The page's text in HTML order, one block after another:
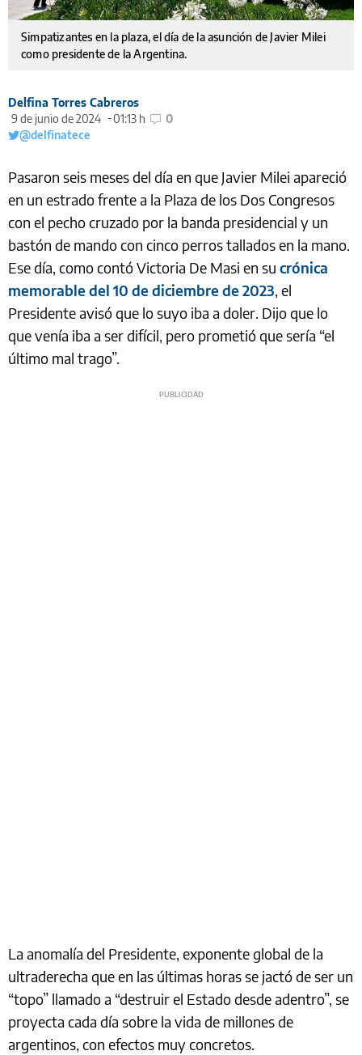
Simpatizantes en la plaza, el día de la asunción de Javier Milei
como presidente de la Argentina.
Delfina Torres Cabreros
9 de junio de 2024
01:13 h
0
@delfinatece
Pasaron seis meses del día en que Javier Milei apareció
en un estrado frente a la Plaza de los Dos Congresos
con el pecho cruzado por la banda presidencial y un
bastón de mando con cinco perros tallados en la mano.
Ese día, como contó Victoria De Masi en su crónica
memorable del 10 de diciembre de 2023, el
Presidente avisó que lo suyo iba a doler. Dijo que lo
que venía iba a ser difícil, pero prometió que sería “el
último mal trago”.
La anomalía del Presidente, exponente global de la
ultraderecha que en las últimas horas se jactó de ser un
“topo” llamado a “destruir el Estado desde adentro”, se
proyecta cada día sobre la vida de millones de
argentinos, con efectos muy concretos.